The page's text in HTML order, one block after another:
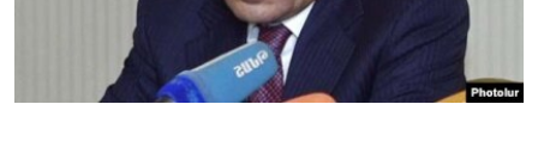
ՏՏ ԵՒ ԻՆՏԵՐՆԵՏ
ԿՈՐՈՆԱՎԻՐՈՒՍ